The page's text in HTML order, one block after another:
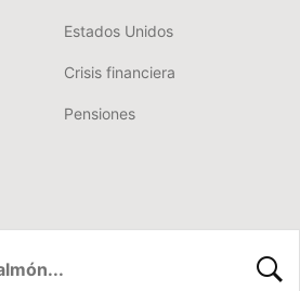
Estados Unidos
Crisis financiera
Pensiones